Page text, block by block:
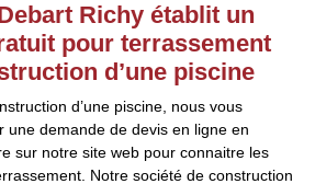
Richy établit un
pour terrassement
d’une piscine
d’une piscine, nous vous
une demande de devis en ligne en
sur notre site web pour connaitre les
Notre société de construction